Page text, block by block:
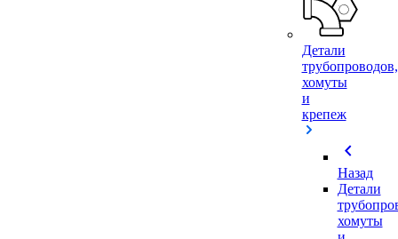
Детали
трубопроводов,
хомуты
и
крепеж
chevron_left
Назад
Детали
хомуты